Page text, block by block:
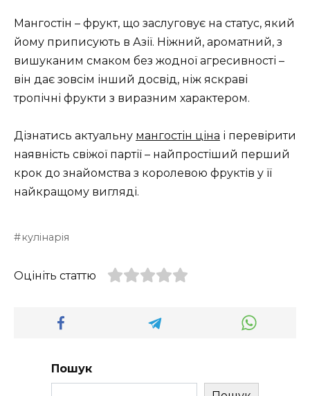
Мангостін – фрукт, що заслуговує на статус, який
йому приписують в Азії. Ніжний, ароматний, з
вишуканим смаком без жодної агресивності –
він дає зовсім інший досвід, ніж яскраві
тропічні фрукти з виразним характером.
Дізнатись актуальну мангостін ціна і перевірити
наявність свіжої партії – найпростіший перший
крок до знайомства з королевою фруктів у її
найкращому вигляді.
кулінарія
Оцініть статтю
Пошук